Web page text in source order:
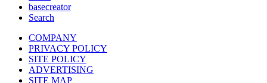
basecreator
Search
COMPANY
PRIVACY POLICY
SITE POLICY
ADVERTISING
SITE MAP